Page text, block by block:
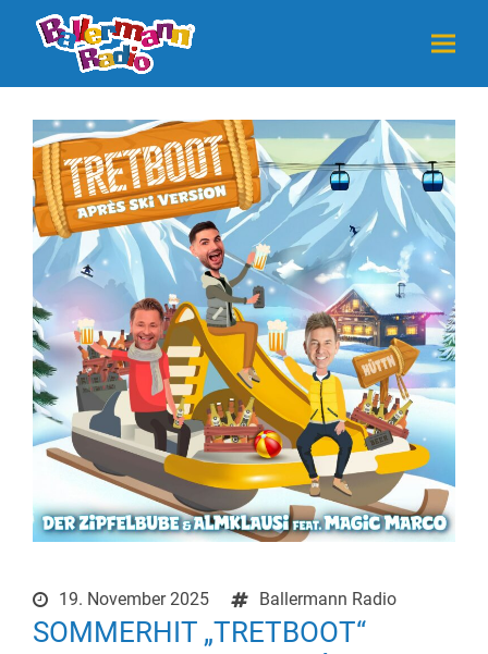
19. November 2025 Ballermann Radio
SOMMERHIT „TRETBOOT“